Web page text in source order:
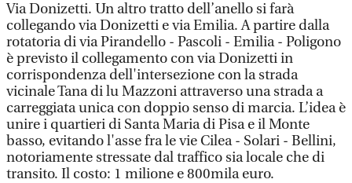
Via Donizetti. Un altro tratto dell’anello si farà
collegando via Donizetti e via Emilia. A partire dalla
rotatoria di via Pirandello - Pascoli - Emilia - Poligono
è previsto il collegamento con via Donizetti in
corrispondenza dell'intersezione con la strada
vicinale Tana di lu Mazzoni attraverso una strada a
carreggiata unica con doppio senso di marcia. L’idea è
unire i quartieri di Santa Maria di Pisa e il Monte
basso, evitando l'asse fra le vie Cilea - Solari - Bellini,
notoriamente stressate dal traffico sia locale che di
transito. Il costo: 1 milione e 800mila euro.